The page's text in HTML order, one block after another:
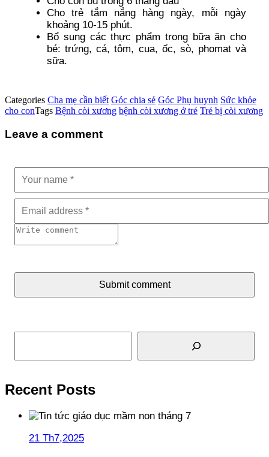
Cho trẻ tắm nắng hàng ngày, mỗi ngày
khoảng 10-15 phút.
Bổ sung các thực phẩm trong bữa ăn cho
bé: trứng, cá, tôm, cua, ốc, sò, phomat và
sữa.
Categories Cha mẹ cần biết Góc chia sẻ Góc Phụ huynh Sức khỏe
cho conTags Bệnh còi xương bệnh còi xương ở trẻ Trẻ bị còi xương
Leave a comment
Submit comment
Tìm kiếm
Recent Posts
21 Th7,2025